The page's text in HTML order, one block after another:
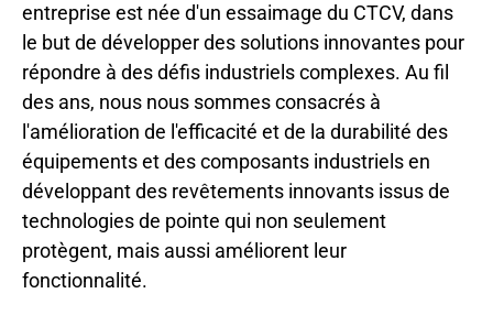
entreprise est née d'un essaimage du CTCV, dans
le but de développer des solutions innovantes pour
répondre à des défis industriels complexes. Au fil
des ans, nous nous sommes consacrés à
l'amélioration de l'efficacité et de la durabilité des
équipements et des composants industriels en
développant des revêtements innovants issus de
technologies de pointe qui non seulement
protègent, mais aussi améliorent leur
fonctionnalité.